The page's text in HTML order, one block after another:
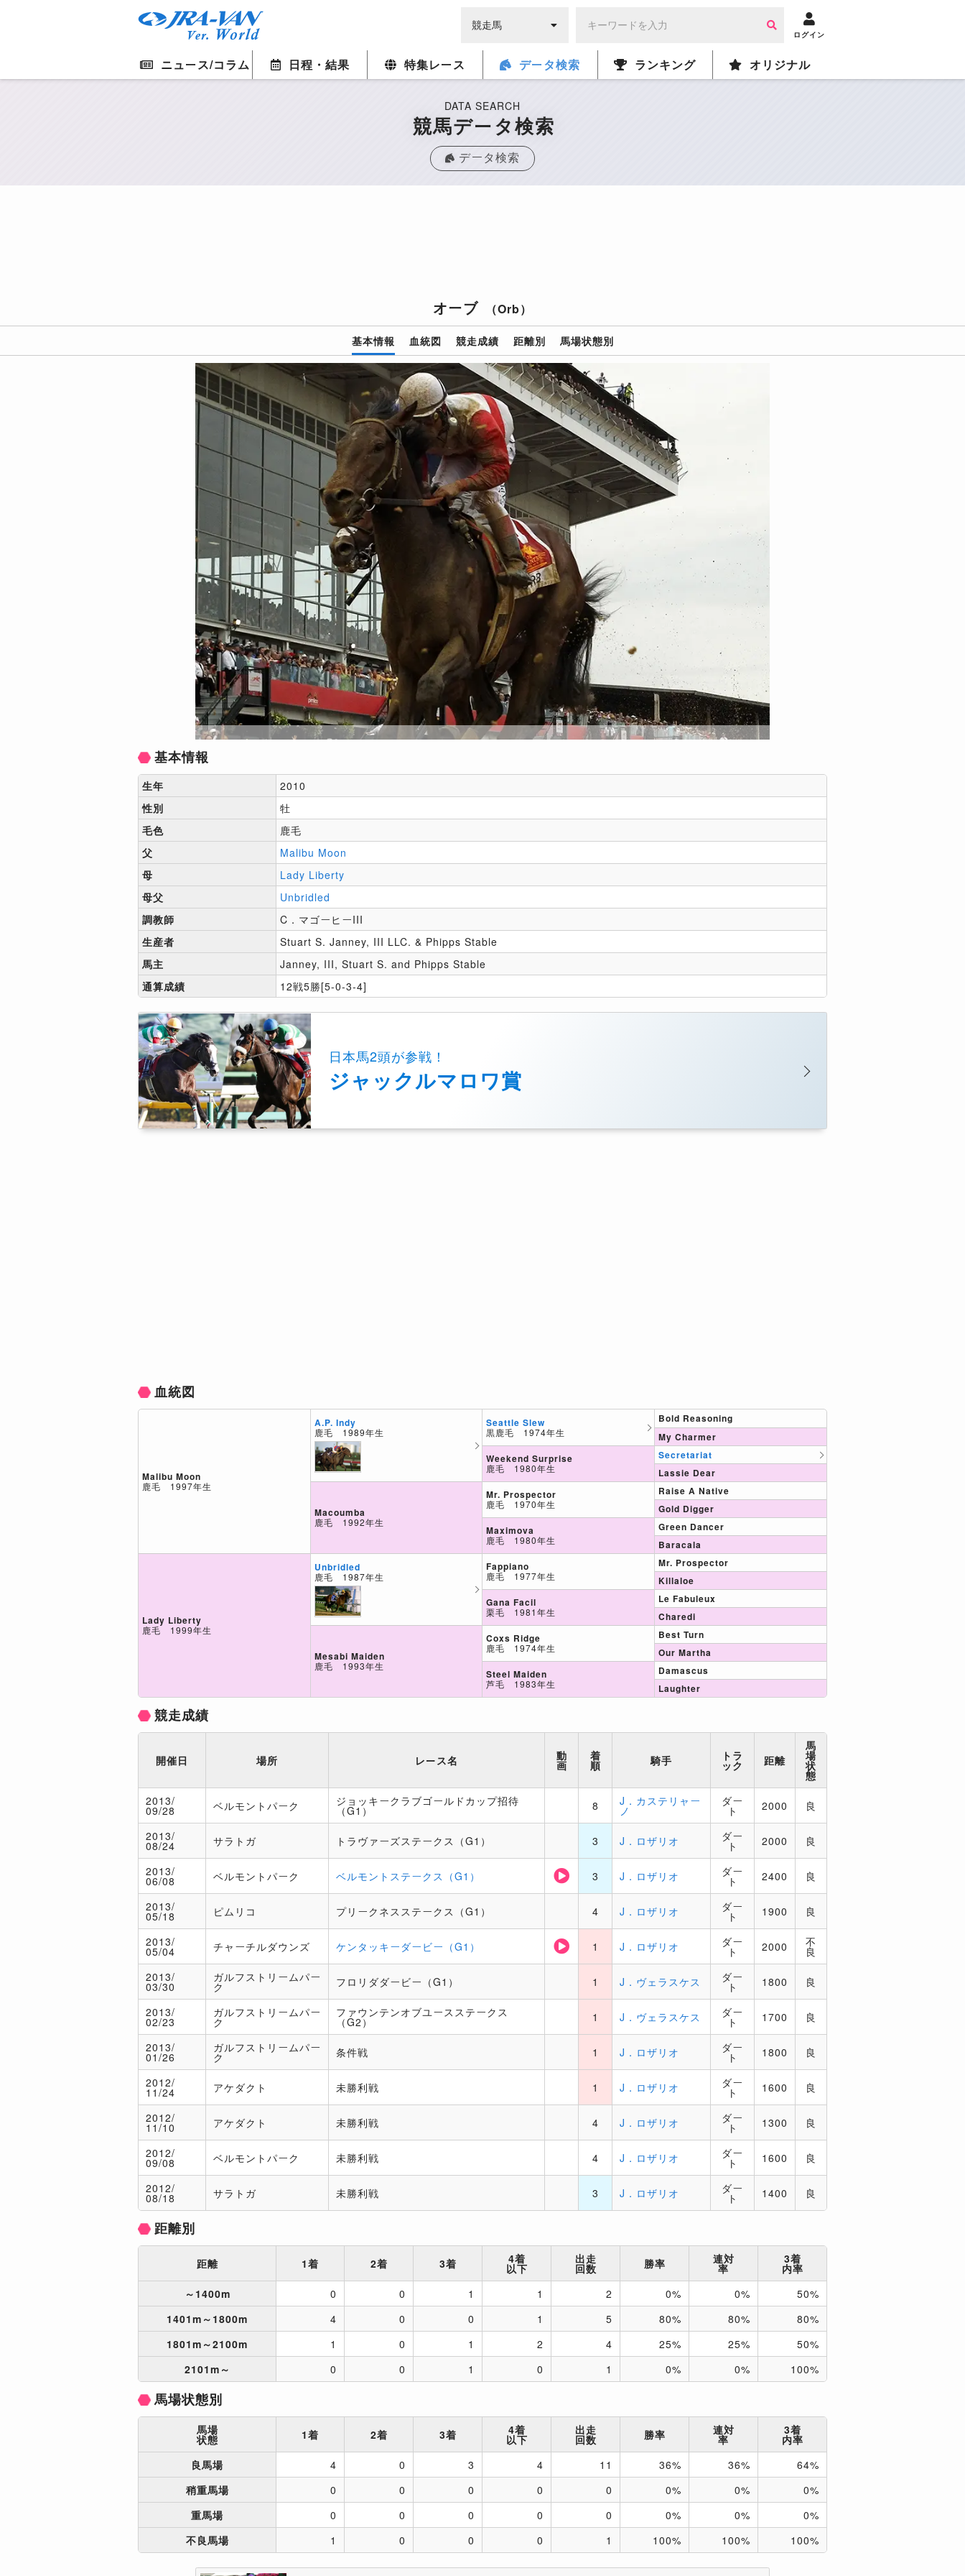
ログイン
ニュース/コラム 日程・結果 特集レース データ検索 ランキング オリジナル
DATA SEARCH
競馬データ検索
データ検索
オーブ （Orb）
基本情報 血統図 競走成績 距離別 馬場状態別
基本情報
生年
2010
性別
牡
毛色
鹿毛
父
Malibu Moon
母
Lady Liberty
母父
Unbridled
調教師
C．マゴーヒーIII
生産者
Stuart S. Janney, III LLC. & Phipps Stable
馬主
Janney, III, Stuart S. and Phipps Stable
通算成績
12戦5勝[5-0-3-4]
日本馬2頭が参戦！
ジャックルマロワ賞
血統図
Malibu Moon
鹿毛 1997年生
Lady Liberty
鹿毛 1999年生
A.P. Indy
鹿毛 1989年生
Macoumba
鹿毛 1992年生
Unbridled
鹿毛 1987年生
Mesabi Maiden
鹿毛 1993年生
Seattle Slew
黒鹿毛 1974年生
Weekend Surprise
鹿毛 1980年生
Mr. Prospector
鹿毛 1970年生
Maximova
鹿毛 1980年生
Fappiano
鹿毛 1977年生
Gana Facil
栗毛 1981年生
Coxs Ridge
鹿毛 1974年生
Steel Maiden
芦毛 1983年生
Bold Reasoning
My Charmer
Secretariat
Lassie Dear
Raise A Native
Gold Digger
Green Dancer
Baracala
Mr. Prospector
Killaloe
Le Fabuleux
Charedi
Best Turn
Our Martha
Damascus
Laughter
競走成績
開催日 場所 レース名 動
画
着
順 騎手 トラ
ック 距離
馬
場
状
態
2013/
09/28 ベルモントパーク ジョッキークラブゴールドカップ招待
（G1） 8 J．カステリャー
ノ
ダー
ト 2000 良
2013/
08/24 サラトガ トラヴァーズステークス（G1） 3 J．ロザリオ ダー
ト 2000 良
2013/
06/08 ベルモントパーク ベルモントステークス（G1） 3 J．ロザリオ ダー
ト 2400 良
2013/
05/18 ピムリコ プリークネスステークス（G1） 4 J．ロザリオ ダー
ト 1900 良
2013/
05/04 チャーチルダウンズ ケンタッキーダービー（G1） 1 J．ロザリオ ダー
ト 2000 不
良
2013/
03/30
ガルフストリームパー
ク フロリダダービー（G1） 1 J．ヴェラスケス ダー
ト 1800 良
2013/
02/23
ガルフストリームパー
ク
ファウンテンオブユースステークス
（G2） 1 J．ヴェラスケス ダー
ト 1700 良
2013/
01/26
ガルフストリームパー
ク 条件戦 1 J．ロザリオ ダー
ト 1800 良
2012/
11/24 アケダクト 未勝利戦 1 J．ロザリオ ダー
ト 1600 良
2012/
11/10 アケダクト 未勝利戦 4 J．ロザリオ ダー
ト 1300 良
2012/
09/08 ベルモントパーク 未勝利戦 4 J．ロザリオ ダー
ト 1600 良
2012/
08/18 サラトガ 未勝利戦 3 J．ロザリオ ダー
ト 1400 良
距離別
距離 1着 2着 3着 4着
以下
出走
回数 勝率 連対
率
3着
内率
～1400m
0 0 1 1 2 0% 0%
50%
1401m～1800m
4 0 0 1 5 80% 80%
80%
1801m～2100m
1 0 1 2 4 25% 25%
50%
2101m～
0 0 1 0 1 0% 0% 100%
馬場状態別
馬場
状態 1着 2着 3着 4着
以下
出走
回数 勝率 連対
率
3着
内率
良馬場
4 0 3 4 11 36% 36%
64%
稍重馬場
0 0 0 0 0 0% 0%
0%
重馬場
0 0 0 0 0 0% 0%
0%
不良馬場
1 0 0 0 1 100% 100% 100%